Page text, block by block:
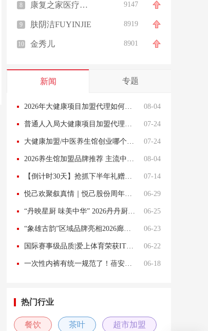
8 康复之家医疗器械 9147
9 肤阴洁FUYINJIE 8919
10 金秀儿 8901
新闻 专题
2026年大健康项目加盟代理如何选择？解读名世仲医如何布局中医养生新蓝海 08-04
普通人入局大健康项目加盟代理，为什么说社区养生馆是好选择 07-24
大健康加盟/中医养生馆创业哪个好 大健康项目加盟代理新趋势：社区轻资产养生店为什么异军突起 07-24
2026养生馆加盟品牌推荐 主流中医养生馆、艾灸馆品牌口碑及市场认可度分析 08-04
【倒计时30天】抢抓下半年礼赠商机 第54届北京礼品展8月亮相朝阳馆 07-14
悦己欢聚叙真情｜悦己股份周年庆活动盛大启幕 06-29
“丹映星厨 味美中华” 2026丹丹厨艺交流暨产品创新应用品鉴会郑州站圆满举行 06-25
“象雄古韵”区域品牌亮相2026廊坊经洽会，赋能高原经贸协同发展 06-23
国际赛事级品质|爱上体育荣获ITF国际网联2速、3速认证 06-22
一次性内裤有统一规范了！蓓安适牵头起草行业标准正式发布！ 06-18
热门行业
餐饮 茶叶 超市加盟